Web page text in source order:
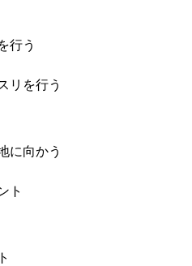
行う
リを行う
に向かう
ト